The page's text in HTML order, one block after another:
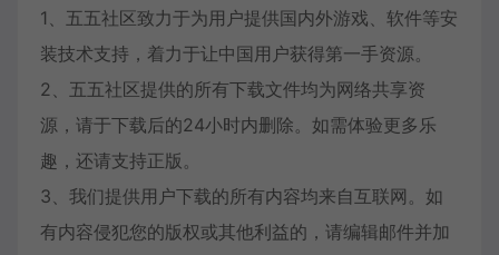
1、五五社区致力于为用户提供国内外游戏、软件等安
装技术支持，着力于让中国用户获得第一手资源。
2、五五社区提供的所有下载文件均为网络共享资
源，请于下载后的24小时内删除。如需体验更多乐
趣，还请支持正版。
3、我们提供用户下载的所有内容均来自互联网。如
有内容侵犯您的版权或其他利益的，请编辑邮件并加